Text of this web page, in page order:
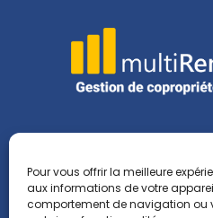
Pour vous offrir la meilleure
aux informations de votre
comportement de navigation ou